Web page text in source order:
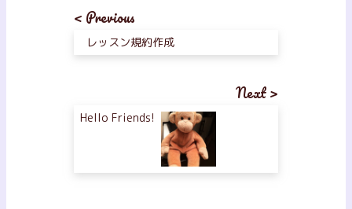
< Previous
レッスン規約作成
Next >
Hello Friends!